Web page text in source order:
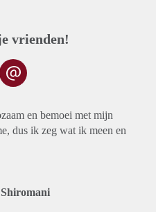
vrienden!
en bemoei met mijn
dus ik zeg wat ik meen en
Shiromani